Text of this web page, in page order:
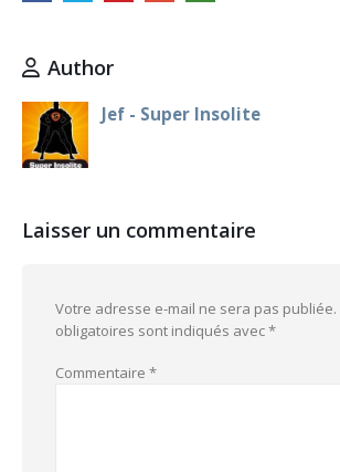
Author
Jef - Super Insolite
Laisser un commentaire
Votre adresse e-mail ne sera pas publiée.
obligatoires sont indiqués avec*
Commentaire *